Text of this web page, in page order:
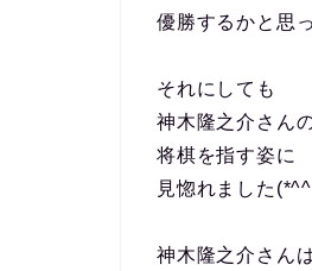
優勝するかと思
それにしても
神木隆之介さん
将棋を指す姿に
見惚れました
神木隆之介さん